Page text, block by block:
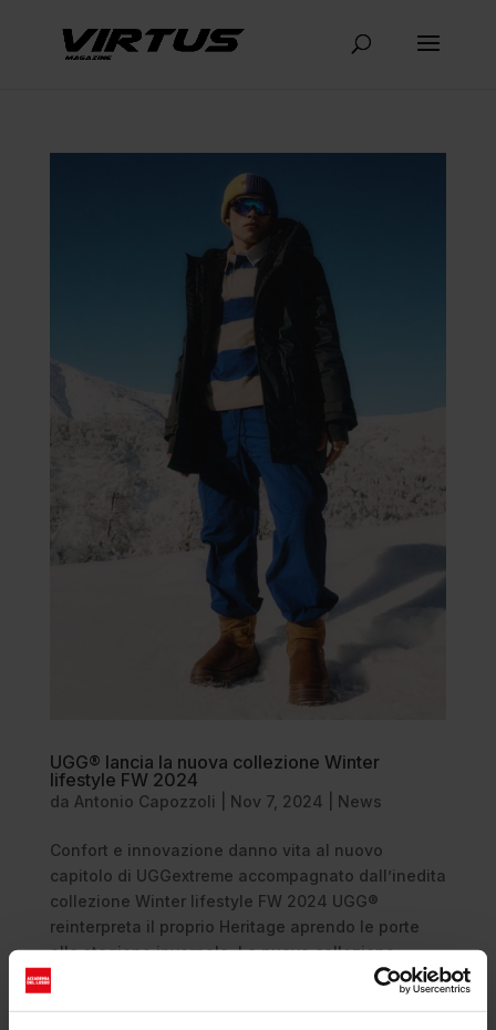
UGG® lancia la nuova collezione Winter
lifestyle FW 2024
da Antonio Capozzoli Nov 7, 2024 News
Confort e innovazione danno vita al nuovo
capitolo di UGGextreme accompagnato dall’inedita
collezione Winter lifestyle FW 2024 UGG®
reinterpreta il proprio Heritage aprendo le porte
alla stagione invernale. La nuova collezione
Winter lifestyle FW 2024 celebra tutti i...